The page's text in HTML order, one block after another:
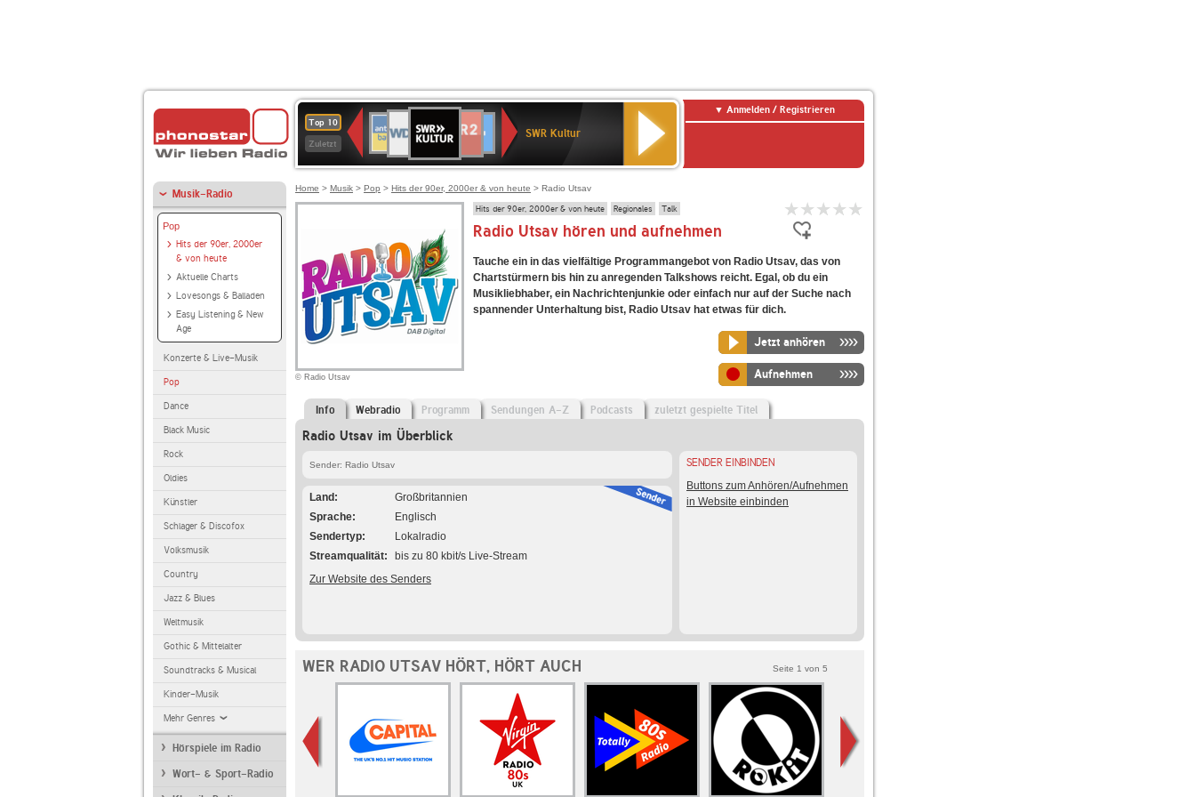
Top 10
Zuletzt
Deutschlandfunk
80er
90er
OLDIE
ANTENNE
SWR3
WDR
4
BR-
KLASSIK
Deutschlandfunk
Kultur
ANTENNE
BAYERN
2
Kultur2
SWR Kultur
Anmelden / Registrieren
Musik-Radio
Pop
Hits der 90er, 2000er
& von heute
Aktuelle Charts
Lovesongs & Balladen
Easy Listening & New
Age
Konzerte & Live-Musik
Pop
Dance
Black Music
Rock
Oldies
Künstler
Schlager & Discofox
Volksmusik
Country
Jazz & Blues
Weltmusik
Gothic & Mittelalter
Soundtracks & Musical
Kinder-Musik
Mehr Genres
Hörspiele im Radio
Wort- & Sport-Radio
Home > Musik > Pop > Hits der 90er, 2000er & von heute > Radio Utsav
© Radio Utsav
Hits der 90er, 2000er & von heute Regionales Talk
Radio Utsav hören und aufnehmen
Tauche ein in das vielfältige Programmangebot von Radio Utsav, das von
Chartstürmern bis hin zu anregenden Talkshows reicht. Egal, ob du ein
Musikliebhaber, ein Nachrichtenjunkie oder einfach nur auf der Suche nach
spannender Unterhaltung bist, Radio Utsav hat etwas für dich.
Jetzt anhören
Aufnehmen
Info Webradio Programm Sendungen A-Z Podcasts zuletzt gespielte Titel
Radio Utsav im Überblick
Sender: Radio Utsav
Land
Großbritannien
Sprache
Englisch
Sendertyp
Lokalradio
Streamqualität
bis zu 80 kbit/s Live-Stream
Zur Website des Senders
SENDER EINBINDEN
Buttons zum Anhören/Aufnehmen
in Website einbinden
WER RADIO UTSAV HÖRT, HÖRT AUCH Seite 1 von 5